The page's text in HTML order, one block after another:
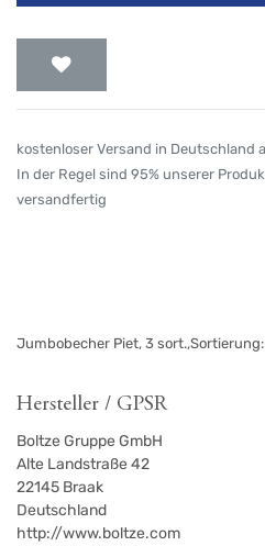
kostenloser Versand in Deutschland
In der Regel sind 95% unserer
versandfertig
Jumbobecher Piet, 3
Hersteller / GPSR
Boltze Gruppe GmbH
Alte Landstraße 42
22145 Braak
Deutschland
http://www.boltze.com